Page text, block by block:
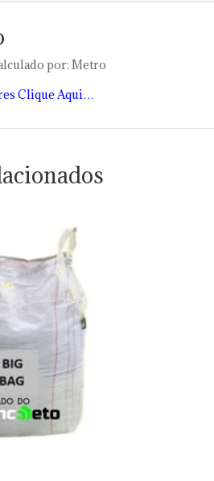
por: Metro
Clique Aqui…